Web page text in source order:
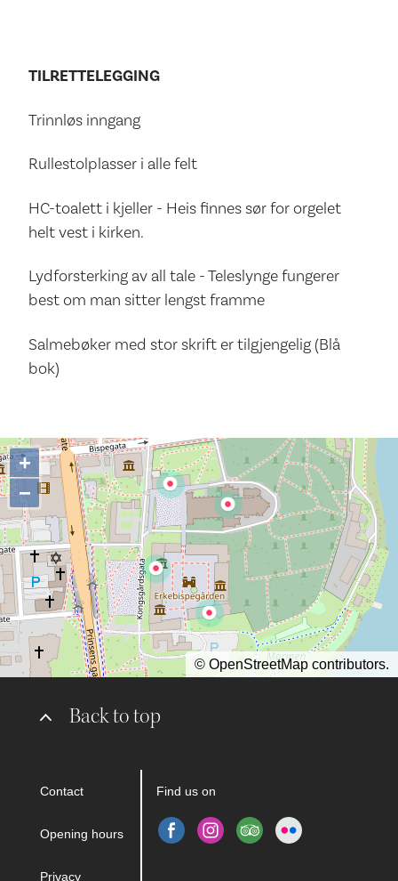
TILRETTELEGGING
Trinnløs inngang
Rullestolplasser i alle felt
HC-toalett i kjeller - Heis finnes sør for orgelet
helt vest i kirken.
Lydforsterking av all tale - Teleslynge fungerer
best om man sitter lengst framme
Salmebøker med stor skrift er tilgjengelig (Blå
bok)
Back to top
Contact
Opening hours
Privacy
Find us on
+
−
© OpenStreetMap contributors.